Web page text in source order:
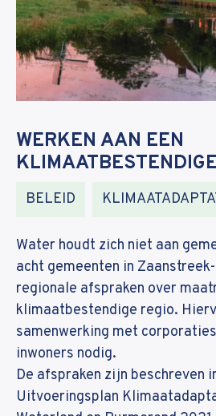
WERKEN AAN EEN
Tags
BELEID
Water houdt zich niet aan
acht gemeenten in
regionale afspraken over
klimaatbestendige regio.
samenwerking met
inwoners nodig.
De afspraken zijn beschreven
Uitvoeringsplan